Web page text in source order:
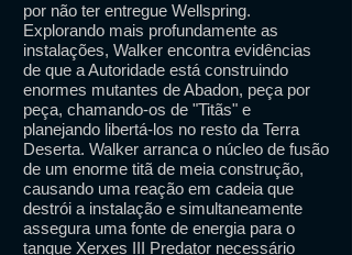
por não ter entregue Wellspring.
Explorando mais profundamente as
instalações, Walker encontra evidências
de que a Autoridade está construindo
enormes mutantes de Abadon, peça por
peça, chamando-os de "Titãs" e
planejando libertá-los no resto da Terra
Deserta. Walker arranca o núcleo de fusão
de um enorme titã de meia construção,
causando uma reação em cadeia que
destrói a instalação e simultaneamente
assegura uma fonte de energia para o
tanque Xerxes III Predator necessário